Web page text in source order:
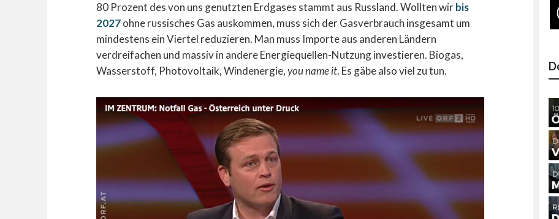
80 Prozent des von uns genutzten Erdgases stammt aus Russland. Wollten wirbis
2027ohne russisches Gas auskommen, muss sich der Gasverbrauch insgesamt um
mindestens ein Viertel reduzieren. Man muss Importe aus anderen Ländern
verdreifachen und massiv in andere Energiequellen-Nutzung investieren. Biogas,
Wasserstoff, Photovoltaik, Windenergie,you name it. Es gäbe also viel zu tun.